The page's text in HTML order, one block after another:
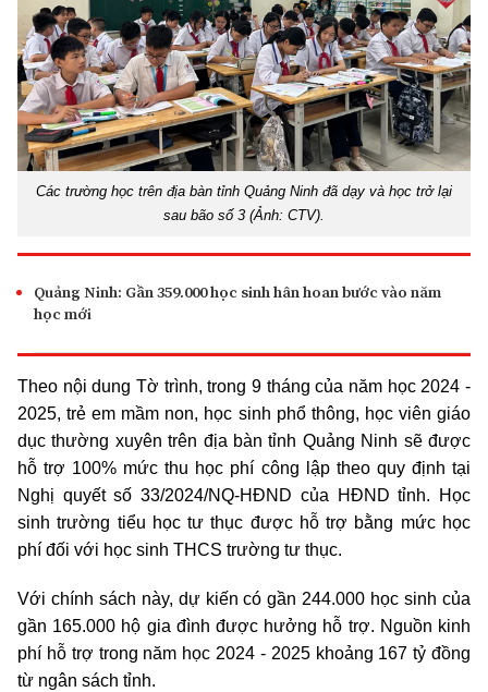
Các trường học trên địa bàn tỉnh Quảng Ninh đã dạy và học trở lại
sau bão số 3 (Ảnh: CTV).
Quảng Ninh: Gần 359.000 học sinh hân hoan bước vào năm
học mới
Theo nội dung Tờ trình, trong 9 tháng của năm học 2024 -
2025, trẻ em mầm non, học sinh phổ thông, học viên giáo
dục thường xuyên trên địa bàn tỉnh Quảng Ninh sẽ được
hỗ trợ 100% mức thu học phí công lập theo quy định tại
Nghị quyết số 33/2024/NQ-HĐND của HĐND tỉnh. Học
sinh trường tiểu học tư thục được hỗ trợ bằng mức học
phí đối với học sinh THCS trường tư thục.
Với chính sách này, dự kiến có gần 244.000 học sinh của
gần 165.000 hộ gia đình được hưởng hỗ trợ. Nguồn kinh
phí hỗ trợ trong năm học 2024 - 2025 khoảng 167 tỷ đồng
từ ngân sách tỉnh.